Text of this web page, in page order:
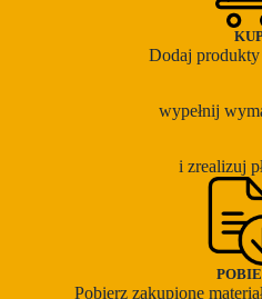
Dodaj
wypełnij
i zrealizuj
Pobierz zakupione